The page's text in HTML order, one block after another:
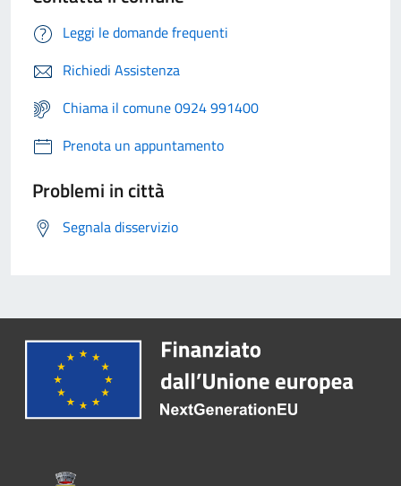
Leggi le domande frequenti
Richiedi Assistenza
Chiama il comune 0924 991400
Prenota un appuntamento
Problemi in città
Segnala disservizio